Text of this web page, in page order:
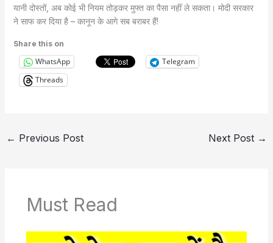
यानी दोस्तों, अब कोई भी नियम तोड़कर मुफ्त का पैसा नहीं ले सकता। मोदी सरकार
ने साफ कर दिया है – कानून के आगे सब बराबर हैं!
Share this on
WhatsApp
Telegram
Threads
← Previous Post Next Post →
Must Read